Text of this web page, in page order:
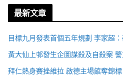
最新文章
目標九月發表首個五年規劃 李家超
黃大仙上邨發生企圖謀殺及自殺案
拜仁熱身賽挫維拉 啟德主場館奪錦標